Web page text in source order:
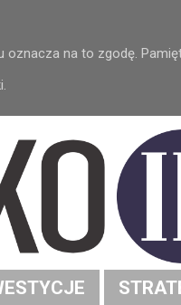
na to zgodę.